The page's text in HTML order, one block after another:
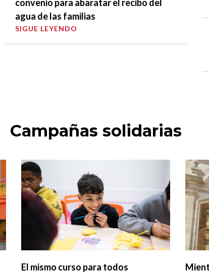
convenio para abaratar el recibo del
agua de las familias
SIGUE LEYENDO
Campañas solidarias
El mismo curso para todos